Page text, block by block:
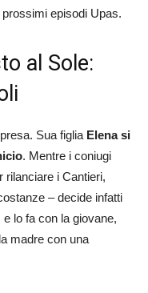
episodi Upas.
al Sole:
Sua figlia Elena si
. Mentre i coniugi
rilanciare i Cantieri,
– decide infatti
lo fa con la giovane,
madre con una